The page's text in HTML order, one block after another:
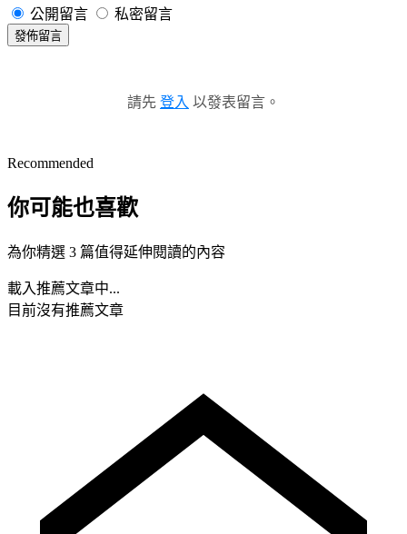
公開留言 私密留言
發佈留言
請先 登入 以發表留言。
Recommended
你可能也喜歡
為你精選 3 篇值得延伸閱讀的內容
載入推薦文章中...
目前沒有推薦文章